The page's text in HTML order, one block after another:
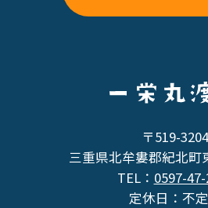
〒519-3204
三重県北牟婁郡紀北町
TEL： 0597-
定休日：不